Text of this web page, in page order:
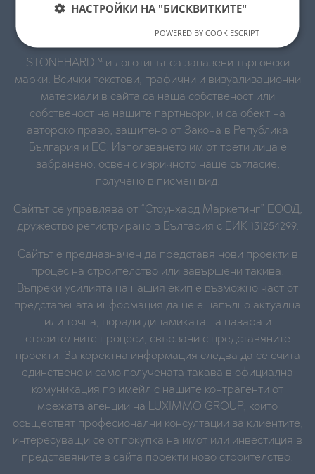
© 2016-2026 “Стоунхард Маркетинг” ЕООД.
Всички права запазени.
STONEHARD™ и логотипът са запазени търговски
марки. Всички текстови, графични и визуализационни
материали в сайта са наша собственост или
собственост на нашите партньори, и са обект на
авторско право, защитено от Закона в Република
България и ЕС. Използването им от трети лица е
забранено, освен с изричното наше съгласие,
получено в писмен вид.
Сайтът се управлява от “Стоунхард Маркетинг” ЕООД,
дружество регистрирано в България с ЕИК 131254299.
Сайтът е предназначен да представя нови проекти в
процес на строителство или завършени такива.
Въпреки усилията на нашия екип е възможно част от
представената информация да не е напълно актуална
или точна, поради динамиката на пазара и
строителните процеси, свързани с представяните
проекти. За коректна информация следва да се счита
единствено и само получената такава в официална
комуникация по имейл с нашите контрагенти от
мрежата агенции на LUXIMMO GROUP, които
осъществят професионални консултации за клиентите,
интересуващи се от покупка на имот или инвестиция в
представяните в сайта проекти ново строителство.
НАСТРОЙКИ НА "БИСКВИТКИТЕ"
POWERED BY COOKIESCRIPT